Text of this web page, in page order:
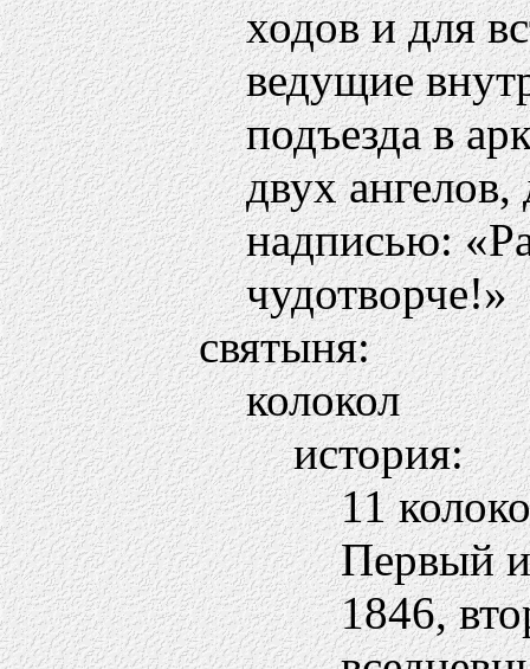
ходов и для
ведущие
подъезда в
двух
надписью:
чудотворче!»
святыня:
колокол
история:
11
Первый
1846,